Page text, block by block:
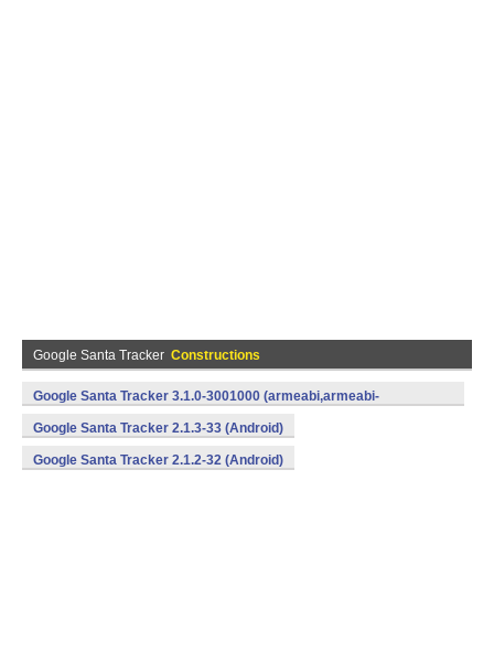
Google Santa Tracker Constructions
Google Santa Tracker 3.1.0-3001000 (armeabi,armeabi-
v7a,x86) (Android)
Google Santa Tracker 2.1.3-33 (Android)
Google Santa Tracker 2.1.2-32 (Android)